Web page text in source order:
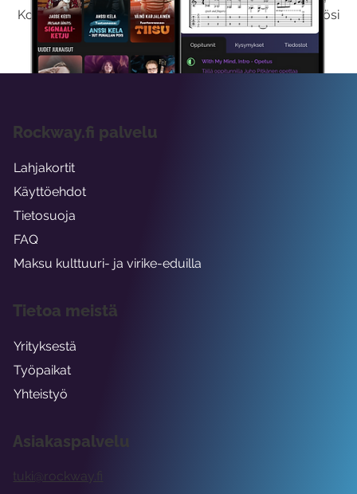
Kokeilemalla ilmaiseksi saat koko sisältömme käyttöösi
viikon ajaksi.
Asiakaspalvelu
tuki@rockway.fi
Rockway.fi palvelu
Lahjakortit
Käyttöehdot
Tietosuoja
FAQ
Maksu kulttuuri- ja virike-eduilla
Tietoa meistä
Yrityksestä
Työpaikat
Yhteistyö